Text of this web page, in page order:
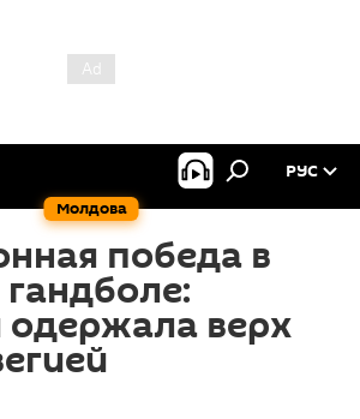
Молдова
РУС
победа в
верх